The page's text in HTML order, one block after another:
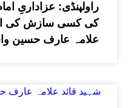
راولپنڈی: عزاداریِ
کی کسی سازش کی
علامہ عارف حسین